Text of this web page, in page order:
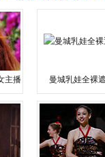
主播 曼城乳娃全裸